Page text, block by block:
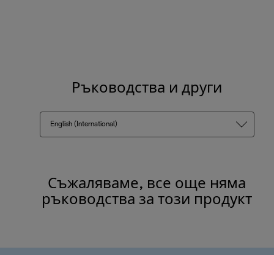
Ръководства и други
English (International)
Съжаляваме, все още няма
ръководства за този продукт